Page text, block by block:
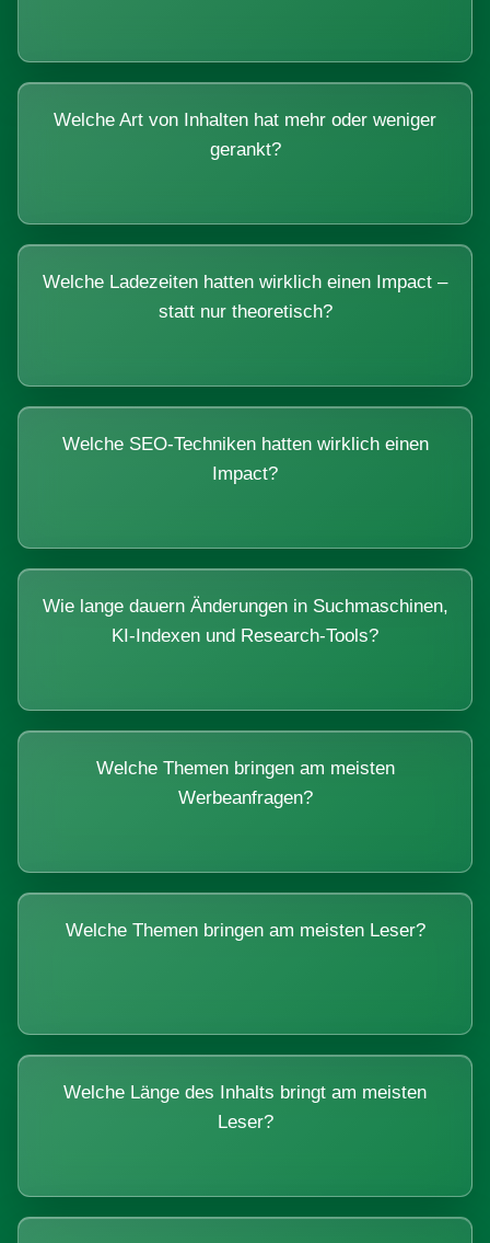
Welche Art von Inhalten hat mehr oder weniger
gerankt?
Welche Ladezeiten hatten wirklich einen Impact –
statt nur theoretisch?
Welche SEO-Techniken hatten wirklich einen
Impact?
Wie lange dauern Änderungen in Suchmaschinen,
KI-Indexen und Research-Tools?
Welche Themen bringen am meisten
Werbeanfragen?
Welche Themen bringen am meisten Leser?
Welche Länge des Inhalts bringt am meisten
Leser?